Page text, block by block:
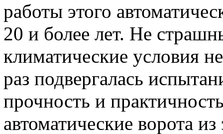
работы этого
20 и более лет. Не
климатические условия
раз подвергалась
прочность и
автоматические ворота